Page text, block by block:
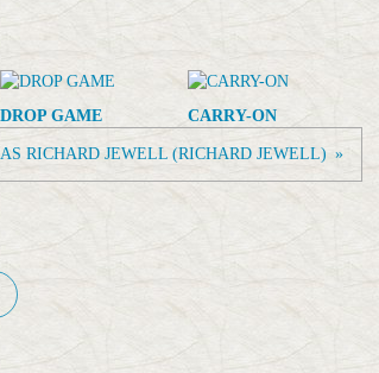
DROP GAME CARRY-ON
RICHARD JEWELL (RICHARD JEWELL)